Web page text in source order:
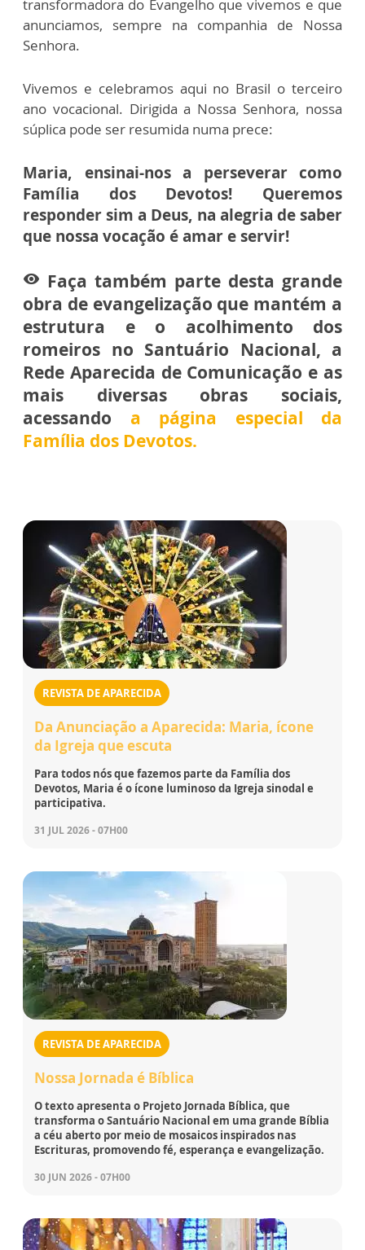
transformadora do Evangelho que vivemos e que
anunciamos, sempre na companhia de Nossa
Senhora.
Vivemos e celebramos aqui no Brasil o terceiro
ano vocacional. Dirigida a Nossa Senhora, nossa
súplica pode ser resumida numa prece:
Maria, ensinai-nos a perseverar como
Família dos Devotos! Queremos
responder sim a Deus, na alegria de saber
que nossa vocação é amar e servir!
remove_red_eye Faça também parte desta grande
obra de evangelização que mantém a
estrutura e o acolhimento dos
romeiros no Santuário Nacional, a
Rede Aparecida de Comunicação e as
mais diversas obras sociais,
acessando a página especial da
Família dos Devotos.
REVISTA DE APARECIDA
Da Anunciação a Aparecida: Maria, ícone
da Igreja que escuta
Para todos nós que fazemos parte da Família dos
Devotos, Maria é o ícone luminoso da Igreja sinodal e
participativa.
31 JUL 2026 - 07H00
REVISTA DE APARECIDA
Nossa Jornada é Bíblica
O texto apresenta o Projeto Jornada Bíblica, que
transforma o Santuário Nacional em uma grande Bíblia
a céu aberto por meio de mosaicos inspirados nas
Escrituras, promovendo fé, esperança e evangelização.
30 JUN 2026 - 07H00